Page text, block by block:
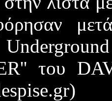
'' του
.gr)